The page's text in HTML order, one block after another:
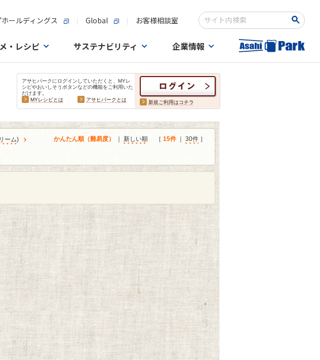
ールディングス Global お客様相談室
検索キーワード入力
・レシピ サステナビリティ 企業情報
アサヒパークにログインしていただくと、MYレ
シピやおいしそうボタンなどの機能をご利用いた
だけます。
MYレシピとは
アサヒパークとは 新規ご利用はコチラ
ーム)
かんたん順（難易度） 新しい順 ［ 15件｜ 30件 ］